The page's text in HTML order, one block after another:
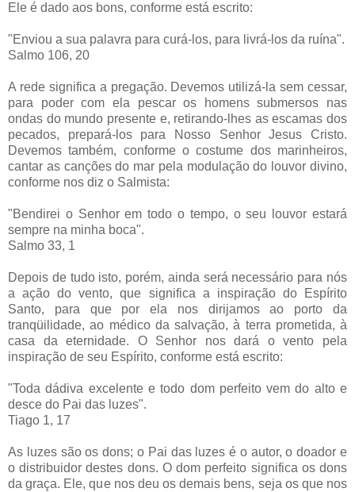
Ele é dado aos bons, conforme está escrito:
"Enviou a sua palavra para curá-los, para livrá-los da ruína".
Salmo 106, 20
A rede significa a pregação. Devemos utilizá-la sem cessar,
para poder com ela pescar os homens submersos nas
ondas do mundo presente e, retirando-lhes as escamas dos
pecados, prepará-los para Nosso Senhor Jesus Cristo.
Devemos também, conforme o costume dos marinheiros,
cantar as canções do mar pela modulação do louvor divino,
conforme nos diz o Salmista:
"Bendirei o Senhor em todo o tempo, o seu louvor estará
sempre na minha boca".
Salmo 33, 1
Depois de tudo isto, porém, ainda será necessário para nós
a ação do vento, que significa a inspiração do Espírito
Santo, para que por ela nos dirijamos ao porto da
tranqüilidade, ao médico da salvação, à terra prometida, à
casa da eternidade. O Senhor nos dará o vento pela
inspiração de seu Espírito, conforme está escrito:
"Toda dádiva excelente e todo dom perfeito vem do alto e
desce do Pai das luzes".
Tiago 1, 17
As luzes são os dons; o Pai das luzes é o autor, o doador e
o distribuidor destes dons. O dom perfeito significa os dons
da graça. Ele, que nos deu os demais bens, seja os que nos